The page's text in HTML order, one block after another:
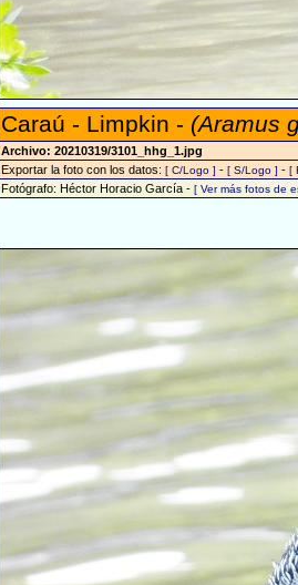
Caraú - Limpkin - (Aramus
Archivo: 20210319/3101_hhg_1.jpg
Exportar la foto con los datos: [ C/Logo ] - [ S/Logo ] - [
Fotógrafo: Héctor Horacio García - [ Ver más fotos de